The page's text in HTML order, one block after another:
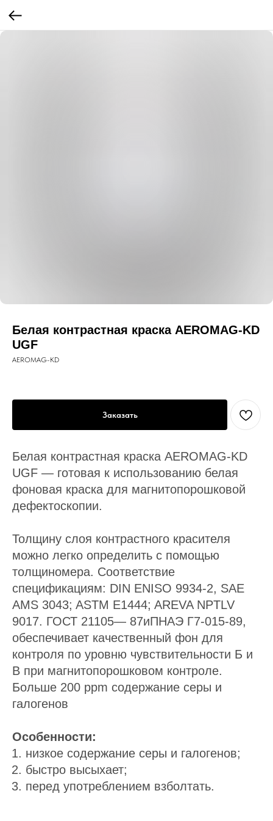
Белая контрастная краска AEROMAG-KD
UGF
AEROMAG-KD
Заказать
Белая контрастная краска AEROMAG-KD
UGF — готовая к использованию белая
фоновая краска для магнитопорошковой
дефектоскопии.
Толщину слоя контрастного красителя
можно легко определить с помощью
толщиномера. Соответствие
спецификациям: DIN ENISO 9934-2, SAE
AMS 3043; ASTM E1444; AREVA NPTLV
9017. ГОСТ 21105— 87иПНАЭ Г7-015-89,
обеспечивает качественный фон для
контроля по уровню чувствительности Б и
В при магнитопорошковом контроле.
Больше 200 ppm содержание серы и
галогенов
Особенности:
низкое содержание серы и галогенов;
быстро высыхает;
перед употреблением взболтать.